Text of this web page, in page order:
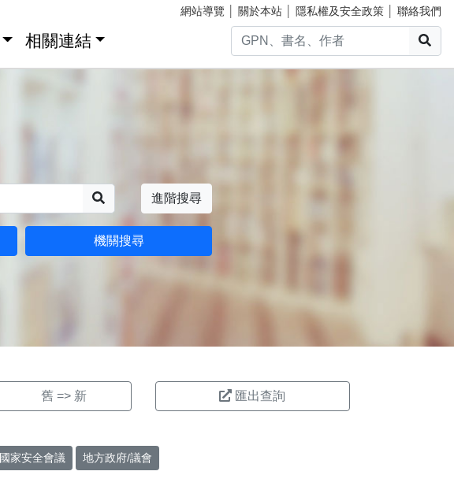
網站導覽 關於本站 隱私權及安全政策 聯絡我們
相關連結
進階搜尋
機關搜尋
舊 => 新 匯出查詢
國家安全會議 地方政府/議會